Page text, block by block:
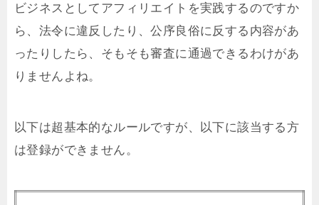
ビジネスとしてアフィリエイトを実践するのですか
ら、法令に違反したり、公序良俗に反する内容があ
ったりしたら、そもそも審査に通過できるわけがあ
りませんよね。
以下は超基本的なルールですが、以下に該当する方
は登録ができません。